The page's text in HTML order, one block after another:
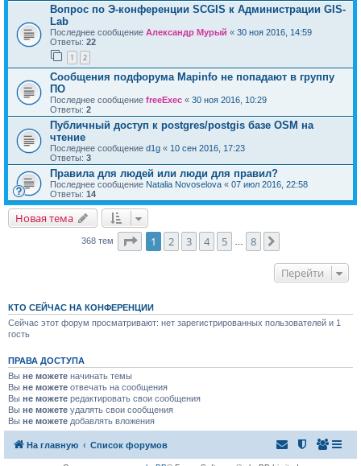
Вопрос по Э-конференции SCGIS к Администрации GIS-
Lab
Последнее сообщение Александр Мурый « 30 ноя 2016, 14:59
Ответы: 22
1 2
Сообщения подфорума Mapinfo не попадают в группу
ПО
Последнее сообщение freeExec « 30 ноя 2016, 10:29
Ответы: 2
Публичный доступ к postgres/postgis базе OSM на
чтение
Последнее сообщение d1g « 10 сен 2016, 17:23
Ответы: 3
Правила для людей или люди для правил?
Последнее сообщение Natalia Novoselova « 07 июл 2016, 22:58
Ответы: 14
Новая тема
368 тем Страница1 из
1 2 3 4 5 8
Перейти
КТО СЕЙЧАС НА КОНФЕРЕНЦИИ
Сейчас этот форум просматривают: нет зарегистрированных пользователей и 1
гость
ПРАВА ДОСТУПА
Вы не можете начинать темы
Вы не можете отвечать на сообщения
Вы не можете редактировать свои сообщения
Вы не можете удалять свои сообщения
Вы не можете добавлять вложения
На главную Список форумов